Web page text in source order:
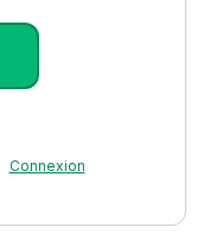
Connexion